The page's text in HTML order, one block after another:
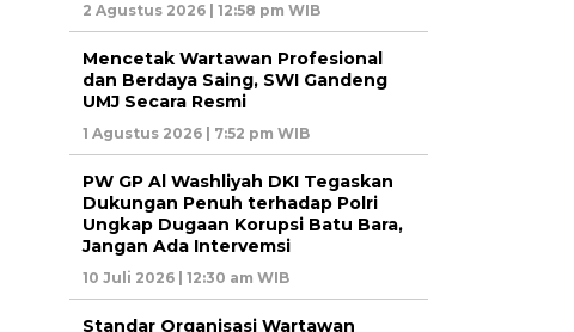
2 Agustus 2026 | 12:58 pm WIB
Mencetak Wartawan Profesional
dan Berdaya Saing, SWI Gandeng
UMJ Secara Resmi
1 Agustus 2026 | 7:52 pm WIB
PW GP Al Washliyah DKI Tegaskan
Dukungan Penuh terhadap Polri
Ungkap Dugaan Korupsi Batu Bara,
Jangan Ada Intervemsi
10 Juli 2026 | 12:30 am WIB
Standar Organisasi Wartawan